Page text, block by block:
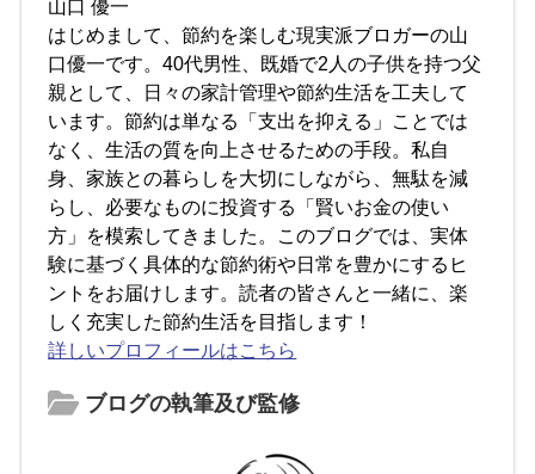
山口 優一
はじめまして、節約を楽しむ現実派ブロガーの山
口優一です。40代男性、既婚で2人の子供を持つ父
親として、日々の家計管理や節約生活を工夫して
います。節約は単なる「支出を抑える」ことでは
なく、生活の質を向上させるための手段。私自
身、家族との暮らしを大切にしながら、無駄を減
らし、必要なものに投資する「賢いお金の使い
方」を模索してきました。このブログでは、実体
験に基づく具体的な節約術や日常を豊かにするヒ
ントをお届けします。読者の皆さんと一緒に、楽
しく充実した節約生活を目指します！
詳しいプロフィールはこちら
ブログの執筆及び監修